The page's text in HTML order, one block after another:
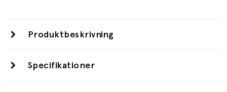
Produktbeskrivning
Specifikationer